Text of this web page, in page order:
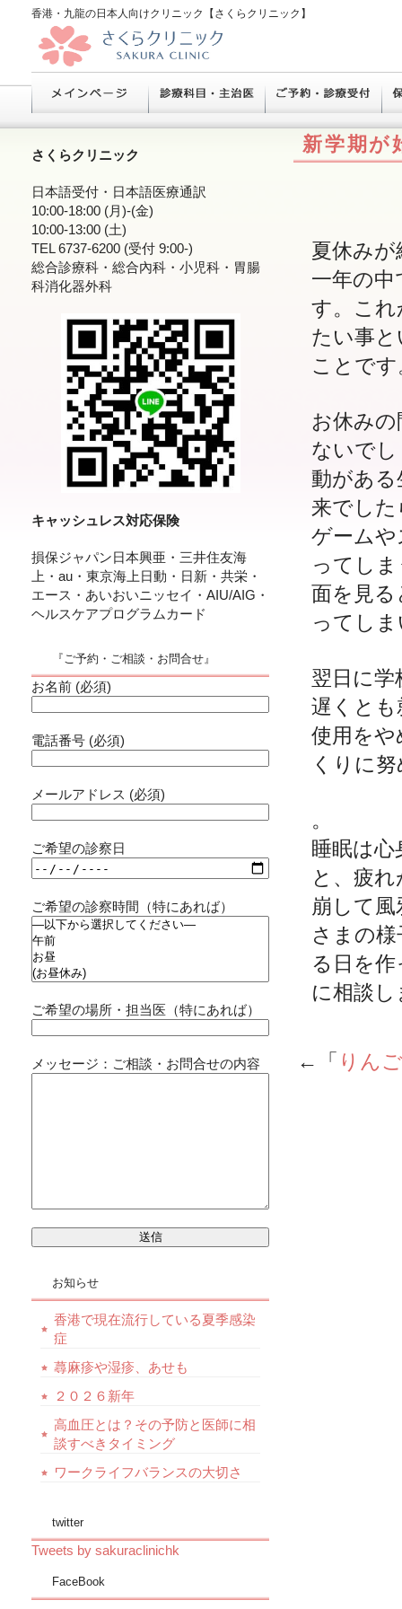
香港・九龍の日本人向けクリニック【さくらクリニック】
新学期が
夏休み
一年の中
す。これ
たい事
ことです
お休み
ないで
動がある
来でした
ゲーム
ってし
面を見る
ってし
翌日に
遅く と
使用をや
くりに
。
睡眠は
と、 疲れ
崩して風
さまの
る日を
に相談
←「 りん
さくらクリニック
日本語受付・日本語医療通訳
10:00-18:00 (月)-(金)
10:00-13:00 (土)
TEL 6737-6200 (受付 9:00-)
総合診療科・総合內科・小児科・胃腸
科消化器外科
キャッシュレス対応保険
損保ジャパン日本興亜・三井住友海
上・au・東京海上日動・日新・共栄・
エース・あいおいニッセイ・AIU/AIG・
ヘルスケアプログラムカード
『ご予約・ご相談・お問合せ』
お名前 (必須)
電話番号 (必須)
メールアドレス (必須)
ご希望の診察日
ご希望の診察時間（特にあれば）
ご希望の場所・担当医（特にあれば）
メッセージ：ご相談・お問合せの内容
お知らせ
香港で現在流行している夏季感染
症
蕁麻疹や湿疹、あせも
２０２６新年
高血圧とは？その予防と医師に相
談すべきタイミング
ワークライフバランスの大切さ
twitter
Tweets by sakuraclinichk
FaceBook